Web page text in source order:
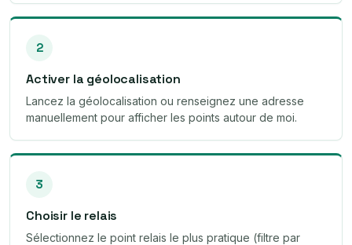
2
Activer la géolocalisation
Lancez la géolocalisation ou renseignez une adresse
manuellement pour afficher les points autour de moi.
3
Choisir le relais
Sélectionnez le point relais le plus pratique (filtre par